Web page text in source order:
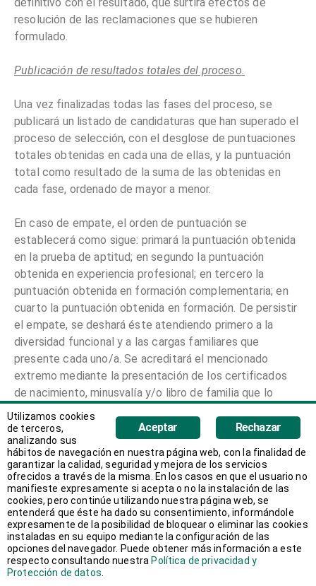
resolución de las reclamaciones que se hubieren
formulado.
Publicación de resultados totales del proceso.
Una vez finalizadas todas las fases del proceso, se
publicará un listado de candidaturas que han superado el
proceso de selección, con el desglose de puntuaciones
totales obtenidas en cada una de ellas, y la puntuación
total como resultado de la suma de las obtenidas en
cada fase, ordenado de mayor a menor.
En caso de empate, el orden de puntuación se
establecerá como sigue: primará la puntuación obtenida
en la prueba de aptitud; en segundo la puntuación
obtenida en experiencia profesional; en tercero la
puntuación obtenida en formación complementaria; en
cuarto la puntuación obtenida en formación. De persistir
el empate, se deshará éste atendiendo primero a la
diversidad funcional y a las cargas familiares que
presente cada uno/a. Se acreditará el mencionado
extremo mediante la presentación de los certificados
de nacimiento, minusvalía y/o libro de familia que lo
justifiquen
Las personas aspirantes serán llamadas según el orden
del listado anterior.
El listado servirá, además como lista de reserva para la
cobertura del puesto, cuando acontezca cualquier
circunstancia que precise su cobertura temporal
(suspensiones temporales del contrato, licencias,
permisos, etc).
Rechazar
Aceptar
Utilizamos cookies
de terceros,
analizando sus
hábitos de navegación en nuestra página web, con la finalidad de
garantizar la calidad, seguridad y mejora de los servicios
ofrecidos a través de la misma. En los casos en que el usuario no
manifieste expresamente si acepta o no la instalación de las
cookies, pero continúe utilizando nuestra página web, se
entenderá que éste ha dado su consentimiento, informándole
expresamente de la posibilidad de bloquear o eliminar las cookies
instaladas en su equipo mediante la configuración de las
opciones del navegador. Puede obtener más información a este
respecto consultando nuestra Política de privacidad y
Protección de datos